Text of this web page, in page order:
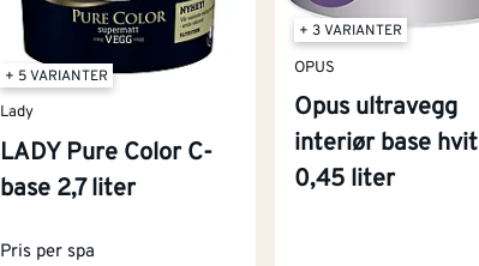
+ 5 VARIANTER
Lady
LADY Pure Color C-
base 2,7 liter
Pris per spa
+ 3 VARIANTER
OPUS
Opus ultravegg
interiør base hvit
0,45 liter